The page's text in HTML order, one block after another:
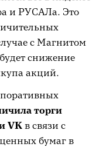
и РУСАЛа. Это
с Магнитом
снижение
акций.
торги
VKв связи с
бумаг в